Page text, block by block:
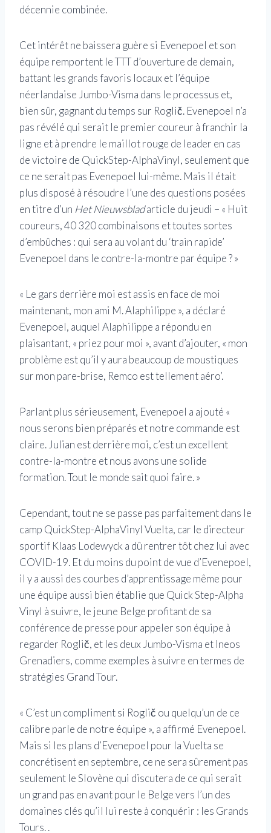
décennie combinée.
Cet intérêt ne baissera guère si Evenepoel et son
équipe remportent le TTT d’ouverture de demain,
battant les grands favoris locaux et l’équipe
néerlandaise Jumbo-Visma dans le processus et,
bien sûr, gagnant du temps sur Roglič. Evenepoel n’a
pas révélé qui serait le premier coureur à franchir la
ligne et à prendre le maillot rouge de leader en cas
de victoire de QuickStep-AlphaVinyl, seulement que
ce ne serait pas Evenepoel lui-même. Mais il était
plus disposé à résoudre l’une des questions posées
en titre d’un Het Nieuwsbladarticle du jeudi – « Huit
coureurs, 40 320 combinaisons et toutes sortes
d’embûches : qui sera au volant du ‘train rapide’
Evenepoel dans le contre-la-montre par équipe ? »
« Le gars derrière moi est assis en face de moi
maintenant, mon ami M. Alaphilippe », a déclaré
Evenepoel, auquel Alaphilippe a répondu en
plaisantant, « priez pour moi », avant d’ajouter, « mon
problème est qu’il y aura beaucoup de moustiques
sur mon pare-brise, Remco est tellement aéro’.
Parlant plus sérieusement, Evenepoel a ajouté «
nous serons bien préparés et notre commande est
claire. Julian est derrière moi, c’est un excellent
contre-la-montre et nous avons une solide
formation. Tout le monde sait quoi faire. »
Cependant, tout ne se passe pas parfaitement dans le
camp QuickStep-AlphaVinyl Vuelta, car le directeur
sportif Klaas Lodewyck a dû rentrer tôt chez lui avec
COVID-19. Et du moins du point de vue d’Evenepoel,
il y a aussi des courbes d’apprentissage même pour
une équipe aussi bien établie que Quick Step-Alpha
Vinyl à suivre, le jeune Belge profitant de sa
conférence de presse pour appeler son équipe à
regarder Roglič, et les deux Jumbo-Visma et Ineos
Grenadiers, comme exemples à suivre en termes de
stratégies Grand Tour.
« C’est un compliment si Roglič ou quelqu’un de ce
calibre parle de notre équipe », a affirmé Evenepoel.
Mais si les plans d’Evenepoel pour la Vuelta se
concrétisent en septembre, ce ne sera sûrement pas
seulement le Slovène qui discutera de ce qui serait
un grand pas en avant pour le Belge vers l’un des
domaines clés qu’il lui reste à conquérir : les Grands
Tours. .